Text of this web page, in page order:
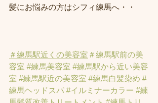
髪にお悩みの方はシフィ練馬へ・・
＃練馬駅近くの美容室 ＃練馬駅前の美
容室 #練馬美容室 #練馬駅から近い美容
室 #練馬駅近の美容室 #練馬白髪染め #
練馬ヘッドスパ #イルミナーカラー #練